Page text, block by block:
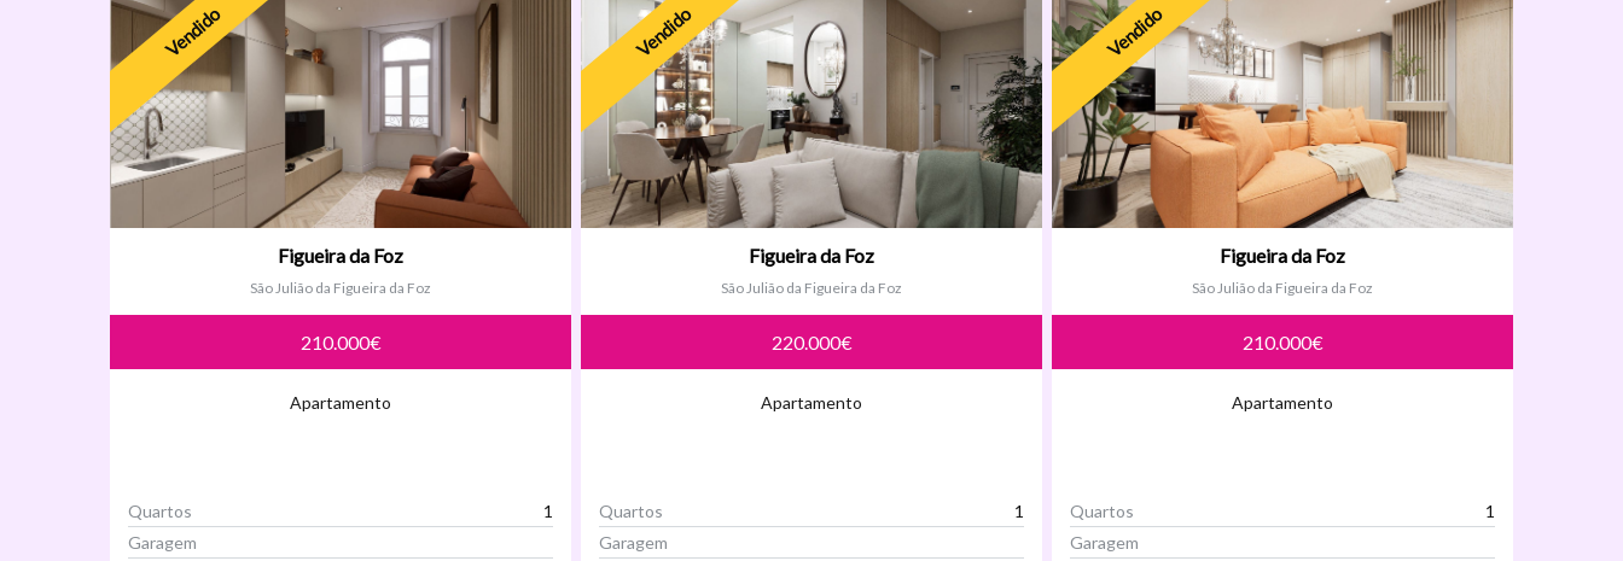
Vendido
Figueira da Foz
São Julião da Figueira da Foz
210.000€
Apartamento
Quartos
1
Garagem
Vendido
Figueira da Foz
São Julião da Figueira da Foz
220.000€
Apartamento
Quartos
1
Garagem
Vendido
Figueira da Foz
São Julião da Figueira da Foz
210.000€
Apartamento
Quartos
1
Garagem